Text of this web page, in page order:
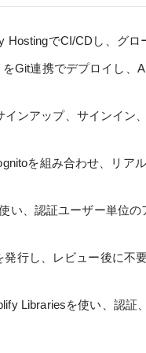
HostingでCI/CDし、グロ
Git連携でデプロイし、
ンアップ、サインイン
を組み合わせ、リア
い、認証ユーザー単位の
行し、レビュー後に不
Librariesを使い、認証